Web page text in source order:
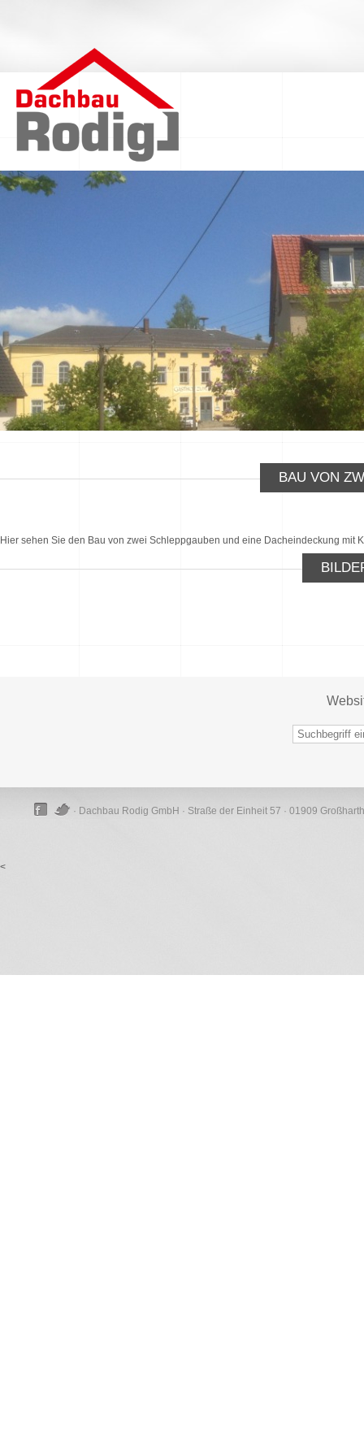
BAU VON
Hier sehen Sie den Bau von zwei Schleppgauben und eine Dacheindeckung mit
· Dachbau Rodig GmbH · Straße der Einheit 57 · 01909
<